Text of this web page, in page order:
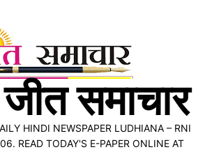
समाचार
HINDI NEWSPAPER LUDHIANA – RNI
READ TODAY'S E-PAPER ONLINE AT